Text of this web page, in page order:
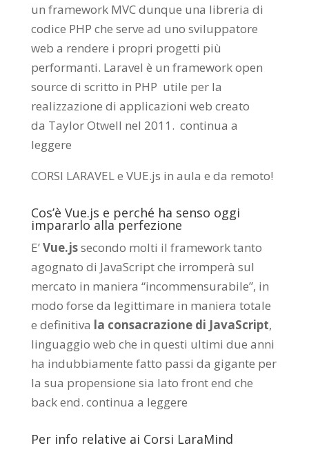
un framework MVC dunque una libreria di
codice PHP che serve ad uno sviluppatore
web a rendere i propri progetti più
performanti. Laravel è un framework open
source di scritto in PHP utile per la
realizzazione di applicazioni web creato
da Taylor Otwell nel 2011. continua a
leggere
CORSI LARAVEL e VUE.js in aula e da remoto!
Cos’è Vue.js e perché ha senso oggi
impararlo alla perfezione
E’Vue.jssecondo molti il framework tanto
agognato di JavaScript che irromperà sul
mercato in maniera “incommensurabile”, in
modo forse da legittimare in maniera totale
e definitiva la consacrazione di JavaScript,
linguaggio web che in questi ultimi due anni
ha indubbiamente fatto passi da gigante per
la sua propensione sia lato front end che
back end. continua a leggere
Per info relative ai Corsi LaraMind